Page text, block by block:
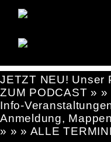
JETZT NEU! Unser
ZUM PODCAST » »
Info-
Anmeldung,
» » » ALLE